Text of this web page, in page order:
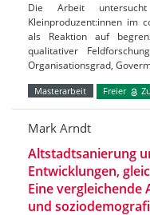
Die Arbeit untersucht
Kleinproduzent:innen im
als Reaktion auf
qualitativer
Organisationsgrad,
Masterarbeit Freier
Mark Arndt
Altstadtsanierung
Entwicklungen,
Eine vergleichende
und